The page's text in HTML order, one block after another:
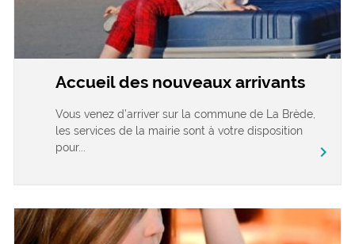
Accueil des nouveaux arrivants
Vous venez d’arriver sur la commune de La Brède,
les services de la mairie sont à votre disposition
pour...
chevron_right